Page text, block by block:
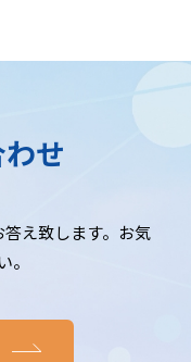
せ
え致します。お気
。